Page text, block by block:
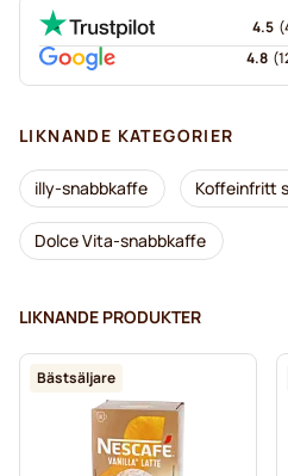
4.5 (
4.8 (
LIKNANDE KATEGORIER
illy-snabbkaffe Koffeinfritt
Dolce Vita-snabbkaffe
LIKNANDE PRODUKTER
Bästsäljare